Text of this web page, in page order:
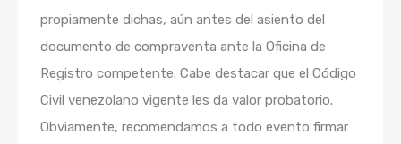
propiamente dichas, aún antes del asiento del
documento de compraventa ante la Oficina de
Registro competente. Cabe destacar que el Código
Civil venezolano vigente les da valor probatorio.
Obviamente, recomendamos a todo evento firmar